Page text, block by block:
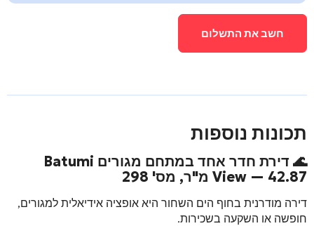
חשב את התשלום
תכונות נוספות
🌊 דירת חדר אחד במתחם מגורים Batumi
View — 42.87 מ"ר, מס' 298
דירה מודרנית בחוף הים השחור היא אופציה אידיאלית למגורים,
חופשה או השקעה בשכירות.